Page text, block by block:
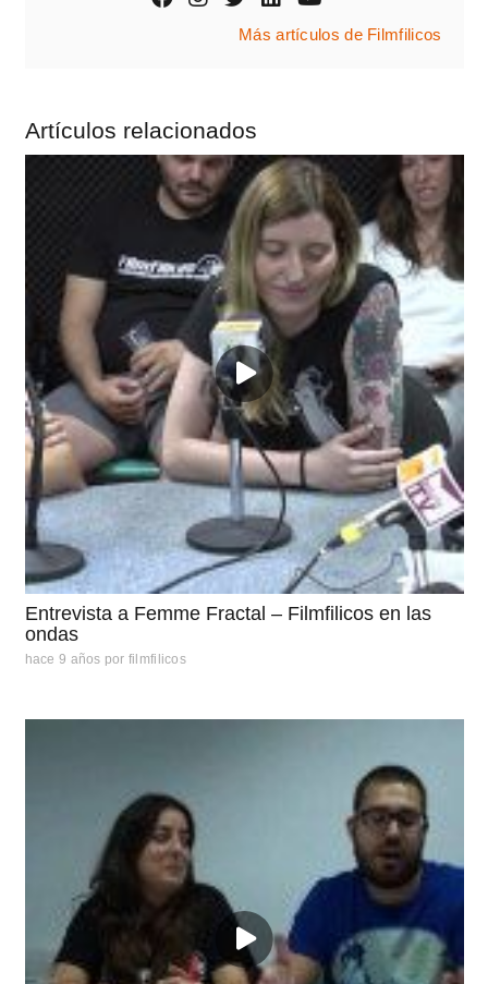
Más artículos de Filmfilicos
Artículos relacionados
Entrevista a Femme Fractal – Filmfilicos en las
ondas
hace 9 años por filmfilicos